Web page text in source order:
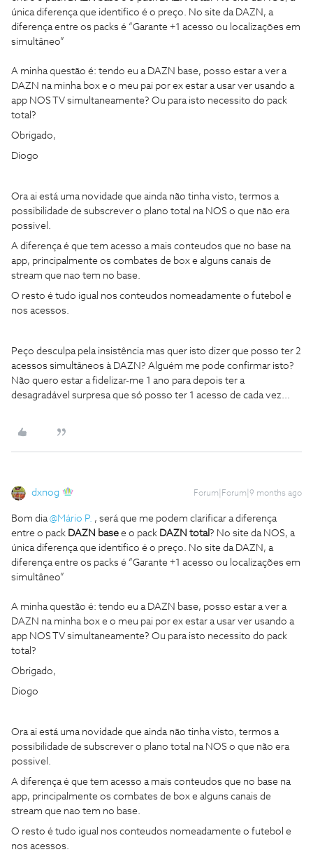
única diferença que identifico é o preço. No site da DAZN, a
diferença entre os packs é “Garante +1 acesso ou localizações em
simultâneo”
A minha questão é: tendo eu a DAZN base, posso estar a ver a
DAZN na minha box e o meu pai por ex estar a usar ver usando a
app NOS TV simultaneamente? Ou para isto necessito do pack
total?
Obrigado,
Diogo
Ora ai está uma novidade que ainda não tinha visto, termos a
possibilidade de subscrever o plano total na NOS o que não era
possivel.
A diferença é que tem acesso a mais conteudos que no base na
app, principalmente os combates de box e alguns canais de
stream que nao tem no base.
O resto é tudo igual nos conteudos nomeadamente o futebol e
nos acessos.
Peço desculpa pela insistência mas quer isto dizer que posso ter 2
acessos simultâneos à DAZN? Alguém me pode confirmar isto?
Não quero estar a fidelizar-me 1 ano para depois ter a
desagradável surpresa que só posso ter 1 acesso de cada vez...
dxnog Forum|Forum|9 months ago
Bom dia ​ @Mário P. , será que me podem clarificar a diferença
entre o pack DAZN base e o pack DAZN total ? No site da NOS, a
única diferença que identifico é o preço. No site da DAZN, a
diferença entre os packs é “Garante +1 acesso ou localizações em
simultâneo”
A minha questão é: tendo eu a DAZN base, posso estar a ver a
DAZN na minha box e o meu pai por ex estar a usar ver usando a
app NOS TV simultaneamente? Ou para isto necessito do pack
total?
Obrigado,
Diogo
Ora ai está uma novidade que ainda não tinha visto, termos a
possibilidade de subscrever o plano total na NOS o que não era
possivel.
A diferença é que tem acesso a mais conteudos que no base na
app, principalmente os combates de box e alguns canais de
stream que nao tem no base.
O resto é tudo igual nos conteudos nomeadamente o futebol e
nos acessos.